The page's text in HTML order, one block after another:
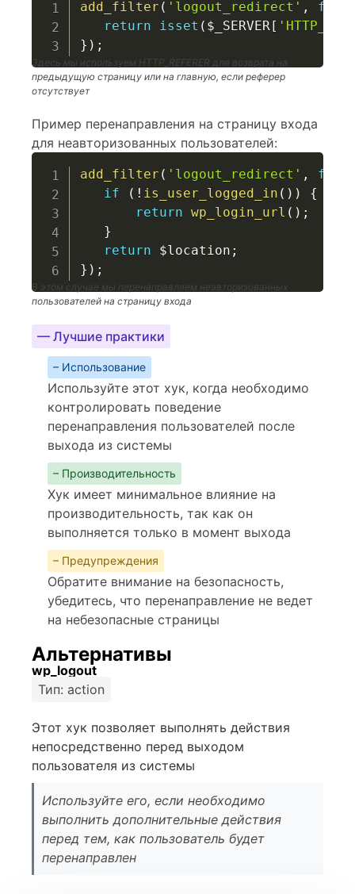
add_filter ( 'logout_redirect' ,
return
isset ( $_SERVER[
} ) ;
Здесь мы используем HTTP_REFERER для возврата на
предыдущую страницу или на главную, если реферер
отсутствует
Пример перенаправления на страницу входа
для неавторизованных пользователей:
add_filter ( 'logout_redirect' ,
if
( ! is_user_logged_in ( ) )
{
return wp_login_url ( ) ;
}
return
$location ;
} ) ;
В этом случае мы перенаправляем неавторизованных
пользователей на страницу входа
— Лучшие практики
– Использование
Используйте этот хук, когда необходимо
контролировать поведение
перенаправления пользователей после
выхода из системы
– Производительность
Хук имеет минимальное влияние на
производительность, так как он
выполняется только в момент выхода
– Предупреждения
Обратите внимание на безопасность,
убедитесь, что перенаправление не ведет
на небезопасные страницы
Альтернативы
wp_logout
Тип: action
Этот хук позволяет выполнять действия
непосредственно перед выходом
пользователя из системы
Используйте его, если необходимо
выполнить дополнительные действия
перед тем, как пользователь будет
перенаправлен